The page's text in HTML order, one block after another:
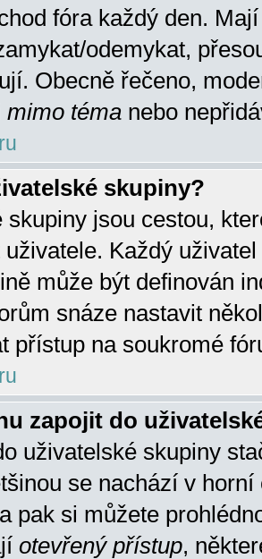
fóra každý den.
odemykat,
Obecně řečeno,
mimo téma nebo
skupiny?
skupiny jsou cestou,
uživatele. Každý
může být definován
snáze nastavit
přístup na soukromé
zapojit do
uživatelské skupiny
se nachází v horní
pak si můžete
otevřený přístup,